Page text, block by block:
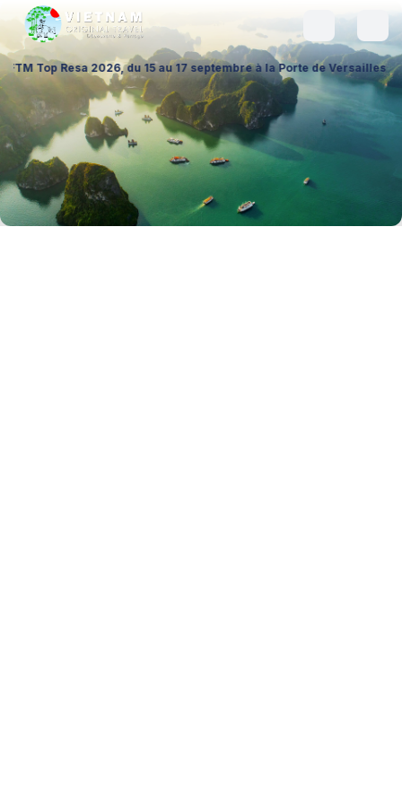
du 15 au 17 septembre à la Porte de Versailles (Hall 1 –